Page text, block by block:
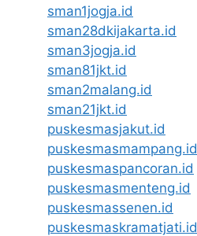
sman1jogja.id
sman28dkijakarta.id
sman3jogja.id
sman81jkt.id
sman2malang.id
sman21jkt.id
puskesmasjakut.id
puskesmasmampang.id
puskesmaspancoran.id
puskesmasmenteng.id
puskesmassenen.id
puskesmaskramatjati.id